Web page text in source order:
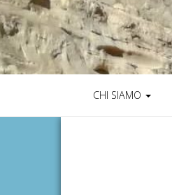
CHI SIAMO